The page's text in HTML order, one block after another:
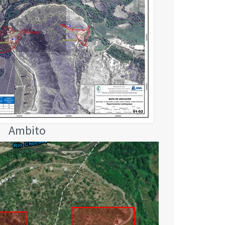
Ambito